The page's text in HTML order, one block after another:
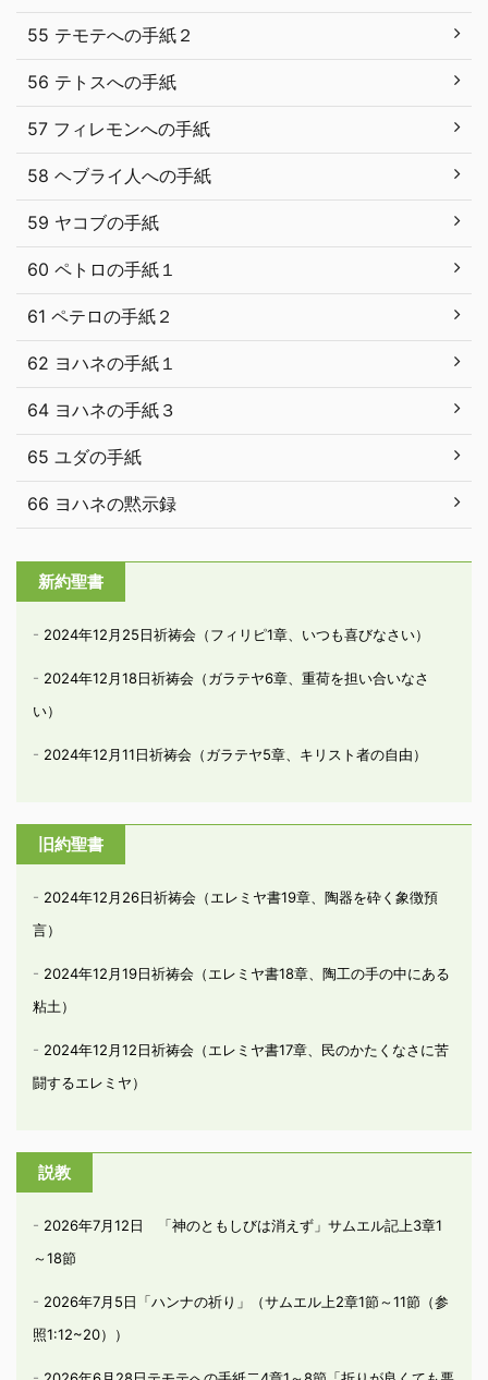
55 テモテへの手紙２
56 テトスへの手紙
57 フィレモンへの手紙
58 ヘブライ人への手紙
59 ヤコブの手紙
60 ペトロの手紙１
61 ペテロの手紙２
62 ヨハネの手紙１
64 ヨハネの手紙３
65 ユダの手紙
66 ヨハネの黙示録
新約聖書
2024年12月25日祈祷会（フィリピ1章、いつも喜びなさい）
2024年12月18日祈祷会（ガラテヤ6章、重荷を担い合いなさ
い）
2024年12月11日祈祷会（ガラテヤ5章、キリスト者の自由）
旧約聖書
2024年12月26日祈祷会（エレミヤ書19章、陶器を砕く象徴預
言）
2024年12月19日祈祷会（エレミヤ書18章、陶工の手の中にある
粘土）
2024年12月12日祈祷会（エレミヤ書17章、民のかたくなさに苦
闘するエレミヤ）
説教
2026年7月12日 「神のともしびは消えず」サムエル記上3章1
～18節
2026年7月5日「ハンナの祈り」（サムエル上2章1節～11節（参
照1:12~20））